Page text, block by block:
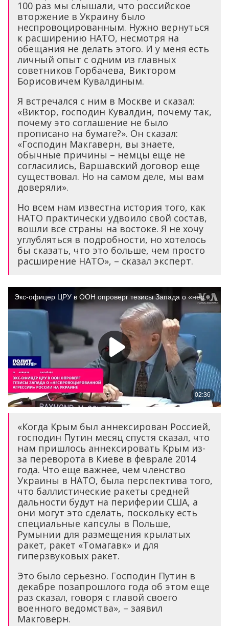
100 раз мы слышали, что российское
вторжение в Украину было
неспровоцированным. Нужно вернуться
к расширению НАТО, несмотря на
обещания не делать этого. И у меня есть
личный опыт с одним из главных
советников Горбачева, Виктором
Борисовичем Кувалдиным.
Я встречался с ним в Москве и сказал:
«Виктор, господин Кувалдин, почему так,
почему это соглашение не было
прописано на бумаге?». Он сказал:
«Господин Макгаверн, вы знаете,
обычные причины – немцы еще не
согласились, Варшавский договор еще
существовал. Но на самом деле, мы вам
доверяли».
Но всем нам известна история того, как
НАТО практически удвоило свой состав,
вошли все страны на востоке. Я не хочу
углубляться в подробности, но хотелось
бы сказать, что это больше, чем просто
расширение НАТО», – сказал эксперт.
«Когда Крым был аннексирован Россией,
господин Путин месяц спустя сказал, что
нам пришлось аннексировать Крым из-
за переворота в Киеве в феврале 2014
года. Что еще важнее, чем членство
Украины в НАТО, была перспектива того,
что баллистические ракеты средней
дальности будут на периферии США, а
они могут это сделать, поскольку есть
специальные капсулы в Польше,
Румынии для размещения крылатых
ракет, ракет «Томагавк» и для
гиперзвуковых ракет.
Это было серьезно. Господин Путин в
декабре позапрошлого года об этом еще
раз сказал, говоря с главой своего
военного ведомства», – заявил
Макговерн.